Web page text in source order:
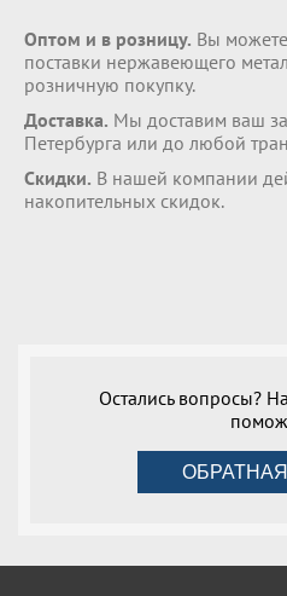
Оптом и в розницу. Вы
поставки нержавеющего
розничную покупку.
Доставка. Мы доставим ваш
Петербурга или до любой
Скидки. В нашей компании
накопительных скидок.
Остались вопросы?